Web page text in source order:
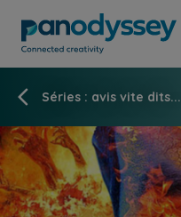
Séries : avis vite dits...